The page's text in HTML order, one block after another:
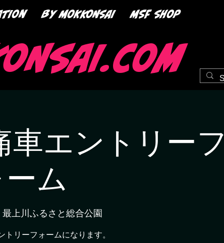
by mokkonsai msf shop
車エントリーフ
ム
最上川ふるさと総合公園
トリーフォームになります。